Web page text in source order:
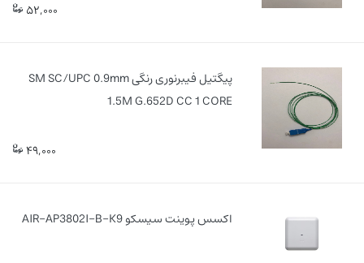
52,000
پیگتیل فیبرنوری رنگی SM SC/UPC 0.9mm
1.5M G.652D CC 1 CORE
49,000
اکسس پوینت سیسکو AIR-AP3802I-B-K9